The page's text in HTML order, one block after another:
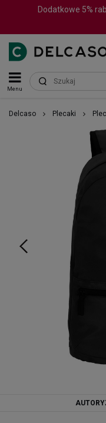
Dodatkowe 5%
Menu
Delcaso Plecaki